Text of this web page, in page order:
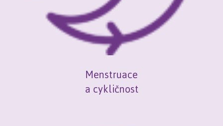
Menstruace
a cykličnost